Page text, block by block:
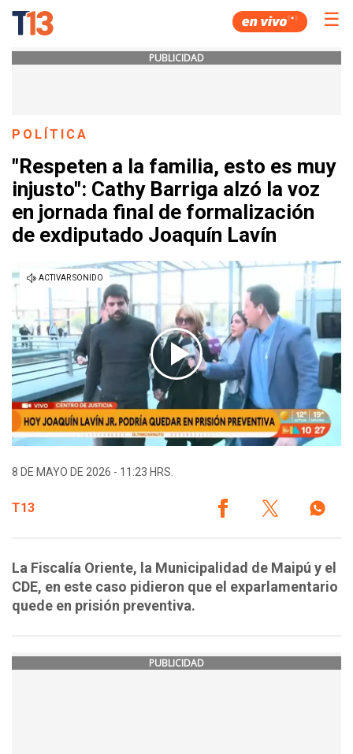
☰
PUBLICIDAD
POLÍTICA
"Respeten a la familia, esto es muy
injusto": Cathy Barriga alzó la voz
en jornada final de formalización
de exdiputado Joaquín Lavín
8 DE MAYO DE 2026 - 11:23 HRS.
T13
La Fiscalía Oriente, la Municipalidad de Maipú y el
CDE, en este caso pidieron que el exparlamentario
quede en prisión preventiva.
PUBLICIDAD